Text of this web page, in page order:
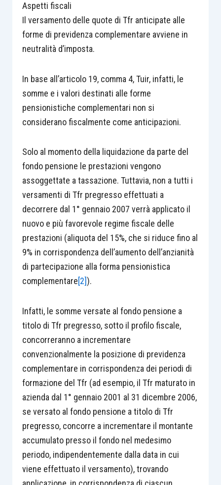
Aspetti fiscali
Il versamento delle quote di Tfr anticipate alle
forme di previdenza complementare avviene in
neutralità d’imposta.
In base all’articolo 19, comma 4, Tuir, infatti, le
somme e i valori destinati alle forme
pensionistiche complementari non si
considerano fiscalmente come anticipazioni.
Solo al momento della liquidazione da parte del
fondo pensione le prestazioni vengono
assoggettate a tassazione. Tuttavia, non a tutti i
versamenti di Tfr pregresso effettuati a
decorrere dal 1° gennaio 2007 verrà applicato il
nuovo e più favorevole regime fiscale delle
prestazioni (aliquota del 15%, che si riduce fino al
9% in corrispondenza dell’aumento dell’anzianità
di partecipazione alla forma pensionistica
complementare[2]).
Infatti, le somme versate al fondo pensione a
titolo di Tfr pregresso, sotto il profilo fiscale,
concorreranno a incrementare
convenzionalmente la posizione di previdenza
complementare in corrispondenza dei periodi di
formazione del Tfr (ad esempio, il Tfr maturato in
azienda dal 1° gennaio 2001 al 31 dicembre 2006,
se versato al fondo pensione a titolo di Tfr
pregresso, concorre a incrementare il montante
accumulato presso il fondo nel medesimo
periodo, indipendentemente dalla data in cui
viene effettuato il versamento), trovando